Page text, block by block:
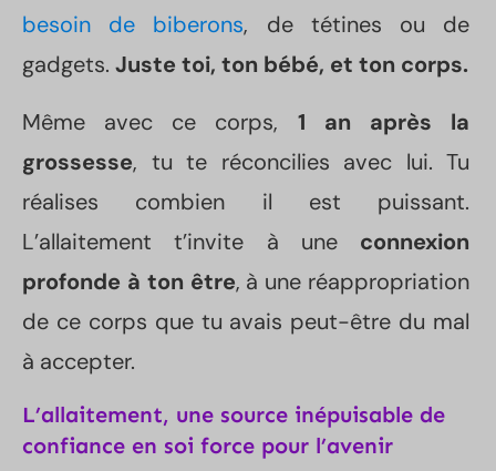
besoin de biberons, de tétines ou de
gadgets. Juste toi, ton bébé, et ton corps.
Même avec ce corps, 1 an après la
grossesse, tu te réconcilies avec lui. Tu
réalises combien il est puissant.
L’allaitement t’invite à une connexion
profonde à ton être, à une réappropriation
de ce corps que tu avais peut-être du mal
à accepter.
L’allaitement, une source inépuisable de
confiance en soi force pour l’avenir